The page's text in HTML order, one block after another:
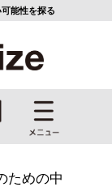
能性を探る
ための中